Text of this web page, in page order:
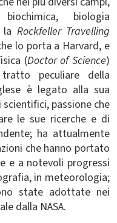
biologia
Rockfeller Travelling
lo porta a Harvard, e
(Doctor of Science)
peculiare della
è legato alla sua
passione che
le sue ricerche e di
ha attualmente
che hanno portato
e a notevoli progressi
in meteorologia;
state adottate nei
dalla NASA.